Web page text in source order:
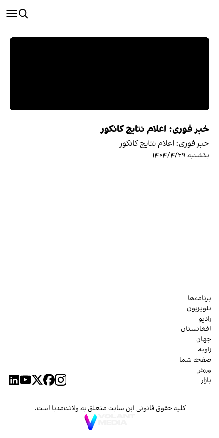
خبر فوری: اعلام نتایج کانکور
خبر فوری: اعلام نتایج کانکور
یکشنبه ۱۴۰۴/۴/۲۹
برنامه‌ها
تلویزیون
رادیو
افغانستان
جهان
زاویه
صفحه شما
ورزش
بازار
کلیه حقوق قانونی این سایت متعلق به ولانت‌مدیا است.